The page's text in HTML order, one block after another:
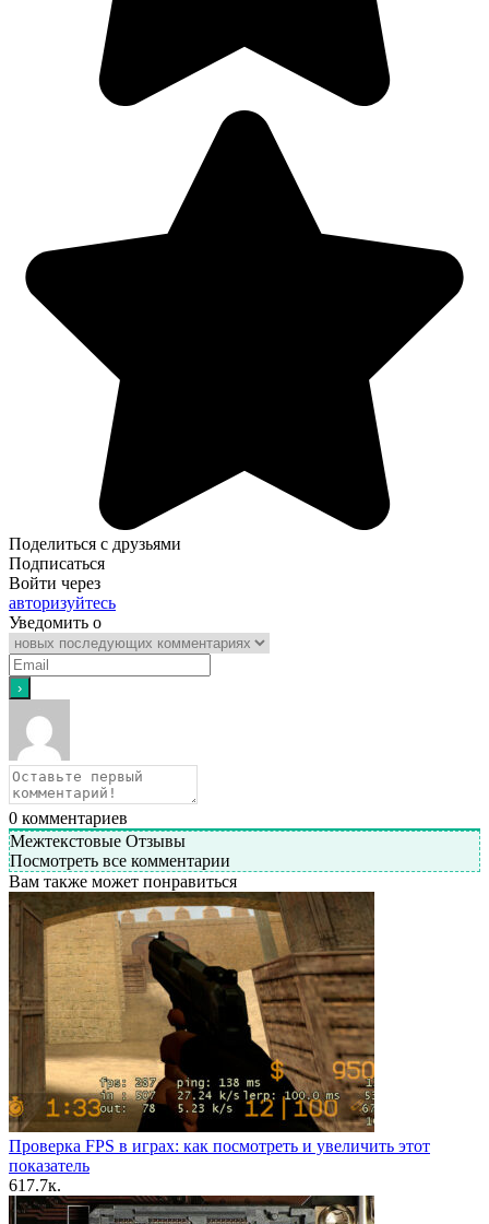
Поделиться с друзьями
Подписаться
Войти через
авторизуйтесь
Уведомить о
0 комментариев
Межтекстовые Отзывы
Посмотреть все комментарии
Вам также может понравиться
Проверка FPS в играх: как посмотреть и увеличить этот
показатель
617.7к.